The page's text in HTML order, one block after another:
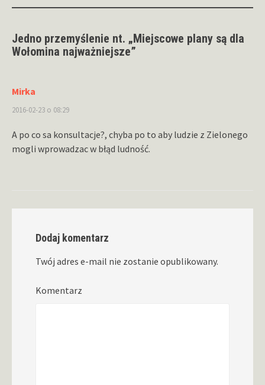
Jedno przemyślenie nt. „Miejscowe plany są dla
Wołomina najważniejsze”
Mirka
2016-02-23 o 08:29
A po co sa konsultacje?, chyba po to aby ludzie z Zielonego
mogli wprowadzac w błąd ludność.
Dodaj komentarz
Twój adres e-mail nie zostanie opublikowany.
Komentarz